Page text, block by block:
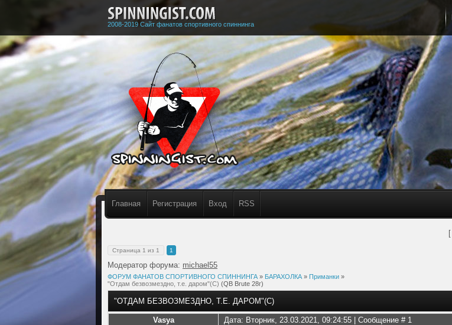
2008-2019 Сайт фанатов спортивного спиннинга
Главная Регистрация Вход RSS
[
Страница 1 из 1 1
Модератор форума: michael55
ФОРУМ ФАНАТОВ СПОРТИВНОГО СПИННИНГА » БАРАХОЛКА » Приманки »
"Отдам безвозмездно, т.е. даром"(С) (QB Brute 28г)
"ОТДАМ БЕЗВОЗМЕЗДНО, Т.Е. ДАРОМ"(С)
Vasya Дата: Вторник, 23.03.2021, 09:24:55 | Сообщение # 1